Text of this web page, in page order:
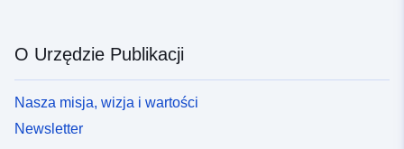
O Urzędzie Publikacji
Nasza misja, wizja i wartości
Newsletter